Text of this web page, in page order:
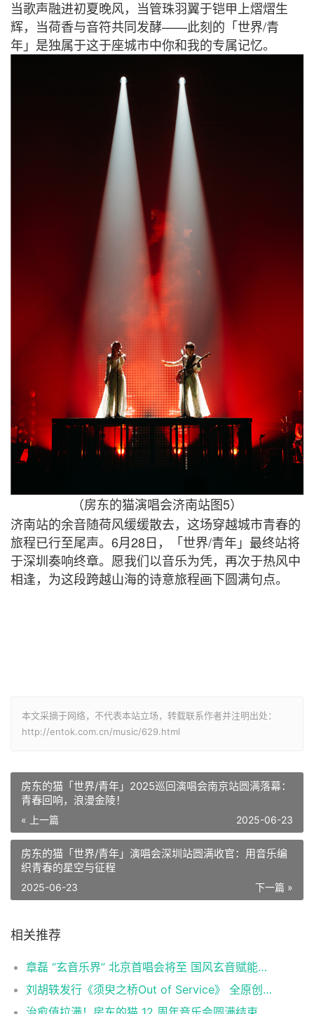
当歌声融进初夏晚风，当管珠羽翼于铠甲上熠熠生
辉，当荷香与音符共同发酵——此刻的「世界/青
年」是独属于这于座城市中你和我的专属记忆。
（房东的猫演唱会济南站图5）
济南站的余音随荷风缓缓散去，这场穿越城市青春的
旅程已行至尾声。 6月 28 日，「世界/青年」最终站将
于深圳奏响终章。愿我们以音乐为凭，再次于热风中
相逢，为这段跨越山海的诗意旅程画下圆满句点。
本文采摘于网络，不代表本站立场，转载联系作者并注明出处：
http://entok.com.cn/music/629.html
房东的猫「世界/青年」2025巡回演唱会南京站圆满落幕：
青春回响，浪漫金陵！
« 上一篇 2025-06-23
房东的猫「世界/青年」演唱会深圳站圆满收官：用音乐编
织青春的星空与征程
下一篇 »
2025-06-23
相关推荐
章磊 “玄音乐界” 北京首唱会将至 国风玄音赋能文化新表达
刘胡轶发行《须臾之桥Out of Service》 全原创钢琴演奏展现音乐才华